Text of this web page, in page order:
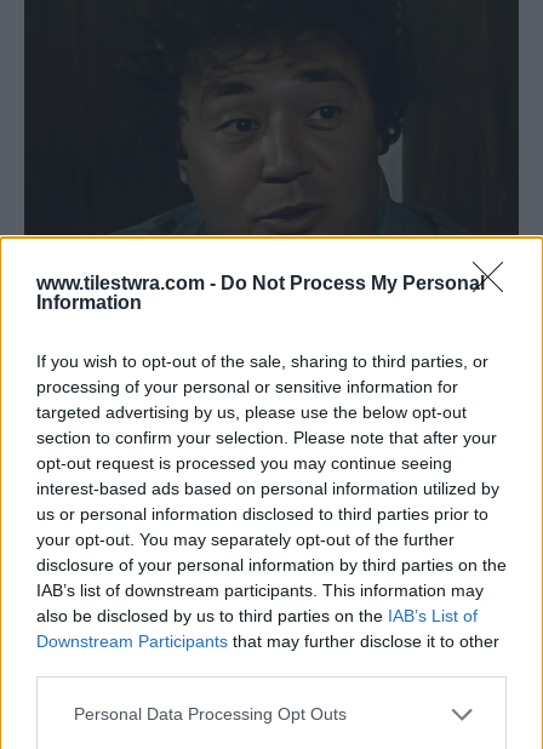
www.tilestwra.com - Do Not Process My Personal
Information
If you wish to opt-out of the sale, sharing to third parties, or
processing of your personal or sensitive information for
targeted advertising by us, please use the below opt-out
section to confirm your selection. Please note that after your
opt-out request is processed you may continue seeing
interest-based ads based on personal information utilized by
us or personal information disclosed to third parties prior to
your opt-out. You may separately opt-out of the further
disclosure of your personal information by third parties on the
IAB’s list of downstream participants. This information may
also be disclosed by us to third parties on the IAB’s List of
Downstream Participants that may further disclose it to other
Personal Data Processing Opt Outs
Ο ηθοποιός που οι σκηνοθέτες
εμπιστεύονταν
Κατά τη διάρκεια της καριέρας του
συνεργάστηκε με πολλά μεγάλα ονόματα του
στην κορυφή της διανομής, θεωρούνταν ένας